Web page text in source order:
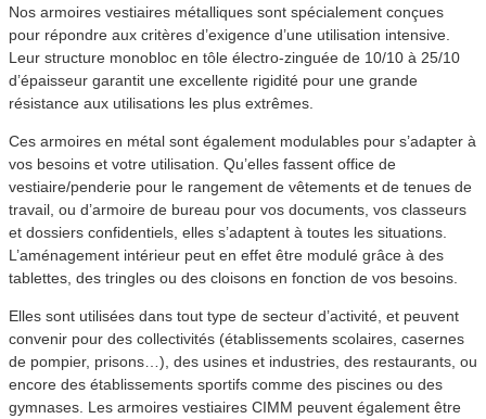
Nos armoires vestiaires métalliques sont spécialement conçues
pour répondre aux critères d’exigence d’une utilisation intensive.
Leur structure monobloc en tôle électro-zinguée de 10/10 à 25/10
d’épaisseur garantit une excellente rigidité pour une grande
résistance aux utilisations les plus extrêmes.
Ces armoires en métal sont également modulables pour s’adapter à
vos besoins et votre utilisation. Qu’elles fassent office de
vestiaire/penderie pour le rangement de vêtements et de tenues de
travail, ou d’armoire de bureau pour vos documents, vos classeurs
et dossiers confidentiels, elles s’adaptent à toutes les situations.
L’aménagement intérieur peut en effet être modulé grâce à des
tablettes, des tringles ou des cloisons en fonction de vos besoins.
Elles sont utilisées dans tout type de secteur d’activité, et peuvent
convenir pour des collectivités (établissements scolaires, casernes
de pompier, prisons…), des usines et industries, des restaurants, ou
encore des établissements sportifs comme des piscines ou des
gymnases. Les armoires vestiaires CIMM peuvent également être